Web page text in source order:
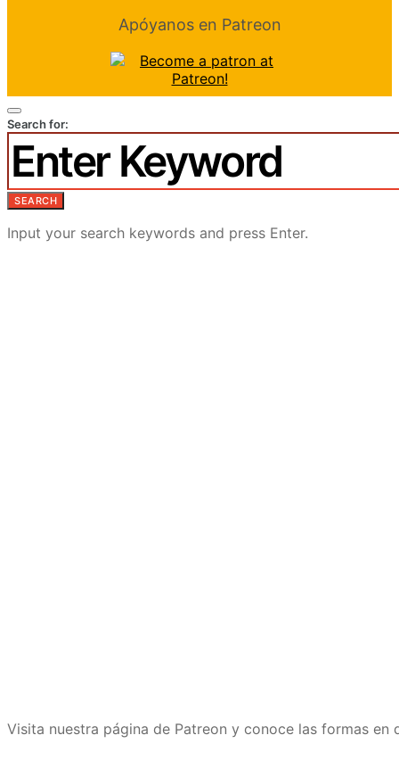
Apóyanos en Patreon
Search for:
SEARCH
Input your search keywords and press Enter.
Visita nuestra página de Patreon y conoce las formas en